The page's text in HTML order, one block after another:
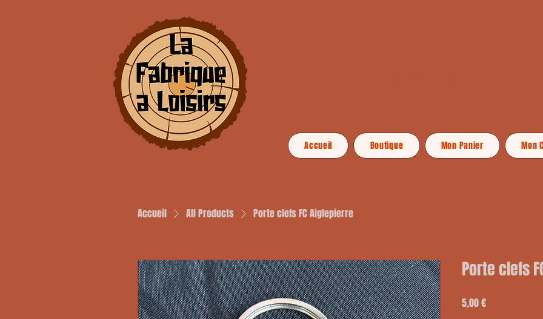
Accueil Boutique Mon Panier Mon
Accueil All Products Porte clefs FC Aiglepierre
Porte clefs
5,00 €Prix